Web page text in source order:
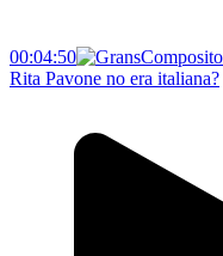
00:04:50
Rita Pavone no era italiana?